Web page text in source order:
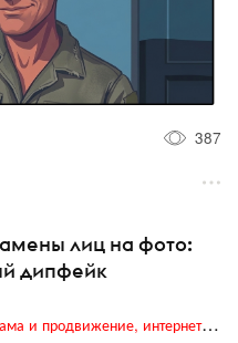
387
лиц на фото:
дипфейк
Digital (web-дизайн, интернет-реклама и продвижение, интернет-сообщества и блоги, интернет-коммуникации, мобильный маркетинг, реклама на цифровых экранах)